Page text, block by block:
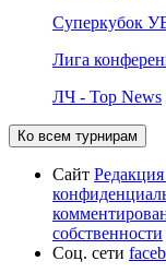
Суперкубок
Лига
ЛЧ - Top News
Ко всем турнирам
Сайт Редакция
собственности
Соц. сети